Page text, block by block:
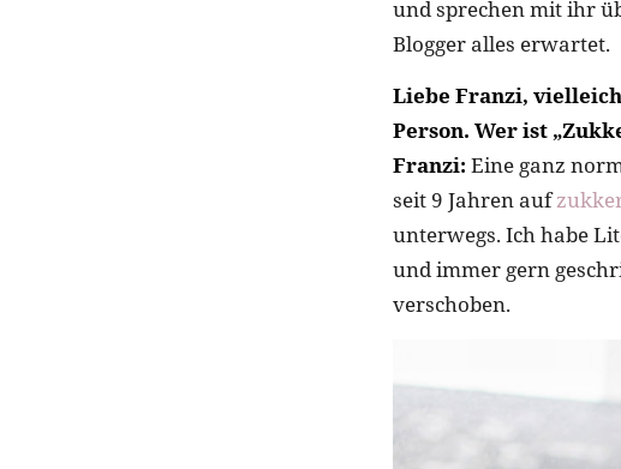
und sprechen mit ihr
Blogger alles erwartet.
Liebe Franzi,
Person. Wer ist
Franzi: Eine ganz
seit 9 Jahren auf
unterwegs. Ich habe
und immer gern
verschoben.